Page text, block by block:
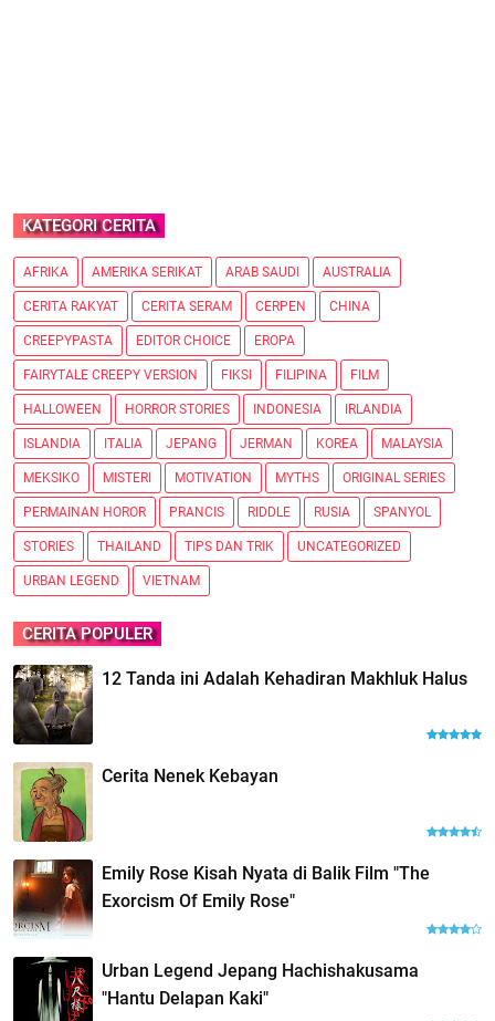
KATEGORI CERITA
AFRIKA AMERIKA SERIKAT ARAB SAUDI AUSTRALIA
CERITA RAKYAT CERITA SERAM CERPEN CHINA
CREEPYPASTA EDITOR CHOICE EROPA
FAIRYTALE CREEPY VERSION FIKSI FILIPINA FILM
HALLOWEEN HORROR STORIES INDONESIA IRLANDIA
ISLANDIA ITALIA JEPANG JERMAN KOREA MALAYSIA
MEKSIKO MISTERI MOTIVATION MYTHS ORIGINAL SERIES
PERMAINAN HOROR PRANCIS RIDDLE RUSIA SPANYOL
STORIES THAILAND TIPS DAN TRIK UNCATEGORIZED
URBAN LEGEND VIETNAM
CERITA POPULER
12 Tanda ini Adalah Kehadiran Makhluk Halus
Cerita Nenek Kebayan
Emily Rose Kisah Nyata di Balik Film "The
Exorcism Of Emily Rose"
Urban Legend Jepang Hachishakusama
"Hantu Delapan Kaki"